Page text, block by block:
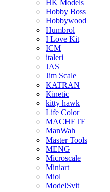
HK Models
Hobby Boss
Hobbywood
Humbrol
I Love Kit
ICM
italeri
JAS
Jim Scale
KATRAN
Kinetic
kitty hawk
Life Color
MACHETE
ManWah
Master Tools
MENG
Microscale
Miniart
Miol
ModelSvit